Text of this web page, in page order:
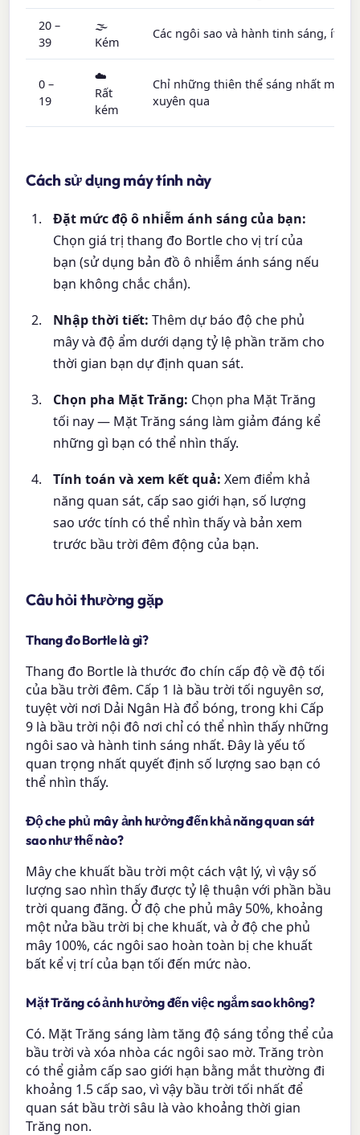
20 –
39
🌫️
Kém
Các ngôi sao và hành tinh sáng, ít
0 –
19
☁️
Rất
kém
Chỉ những thiên thể sáng nhất mới
xuyên qua
Cách sử dụng máy tính này
Đặt mức độ ô nhiễm ánh sáng của bạn:
Chọn giá trị thang đo Bortle cho vị trí của
bạn (sử dụng bản đồ ô nhiễm ánh sáng nếu
bạn không chắc chắn).
Nhập thời tiết: Thêm dự báo độ che phủ
mây và độ ẩm dưới dạng tỷ lệ phần trăm cho
thời gian bạn dự định quan sát.
Chọn pha Mặt Trăng: Chọn pha Mặt Trăng
tối nay — Mặt Trăng sáng làm giảm đáng kể
những gì bạn có thể nhìn thấy.
Tính toán và xem kết quả: Xem điểm khả
năng quan sát, cấp sao giới hạn, số lượng
sao ước tính có thể nhìn thấy và bản xem
trước bầu trời đêm động của bạn.
Câu hỏi thường gặp
Thang đo Bortle là gì?
Thang đo Bortle là thước đo chín cấp độ về độ tối
của bầu trời đêm. Cấp 1 là bầu trời tối nguyên sơ,
tuyệt vời nơi Dải Ngân Hà đổ bóng, trong khi Cấp
9 là bầu trời nội đô nơi chỉ có thể nhìn thấy những
ngôi sao và hành tinh sáng nhất. Đây là yếu tố
quan trọng nhất quyết định số lượng sao bạn có
thể nhìn thấy.
Độ che phủ mây ảnh hưởng đến khả năng quan sát
sao như thế nào?
Mây che khuất bầu trời một cách vật lý, vì vậy số
lượng sao nhìn thấy được tỷ lệ thuận với phần bầu
trời quang đãng. Ở độ che phủ mây 50%, khoảng
một nửa bầu trời bị che khuất, và ở độ che phủ
mây 100%, các ngôi sao hoàn toàn bị che khuất
bất kể vị trí của bạn tối đến mức nào.
Mặt Trăng có ảnh hưởng đến việc ngắm sao không?
Có. Mặt Trăng sáng làm tăng độ sáng tổng thể của
bầu trời và xóa nhòa các ngôi sao mờ. Trăng tròn
có thể giảm cấp sao giới hạn bằng mắt thường đi
khoảng 1.5 cấp sao, vì vậy bầu trời tối nhất để
quan sát bầu trời sâu là vào khoảng thời gian
Trăng non.